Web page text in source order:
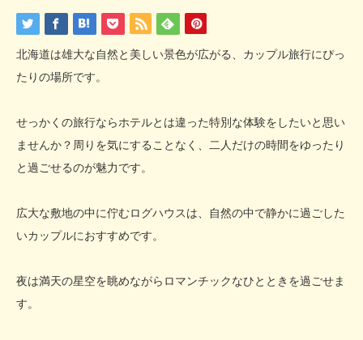
北海道は雄大な自然と美しい景色が広がる、カップル旅行にぴっ
たりの場所です。
せっかくの旅行ならホテルとは違った特別な体験をしたいと思い
ませんか？周りを気にすることなく、二人だけの時間をゆったり
と過ごせるのが魅力です。
広大な敷地の中に佇むログハウスは、自然の中で静かに過ごした
いカップルにおすすめです。
夜は満天の星空を眺めながらロマンチックなひとときを過ごせま
す。